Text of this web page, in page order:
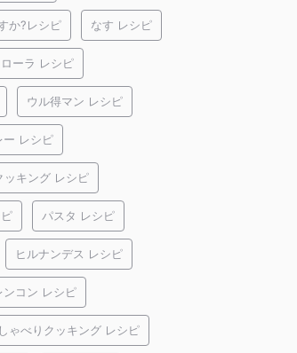
か?レシピ なす レシピ
ーラ レシピ
ウル得マン レシピ
ー レシピ
ッキング レシピ
パスタ レシピ
ヒルナンデス レシピ
ンコン レシピ
ゃべりクッキング レシピ